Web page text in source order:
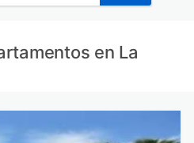
en La